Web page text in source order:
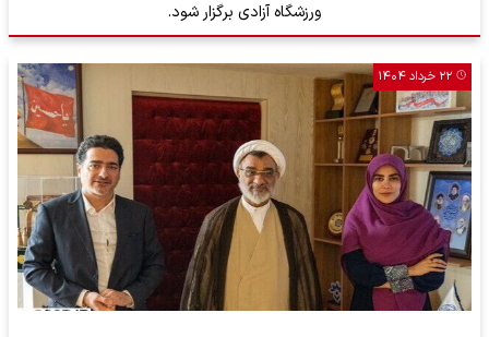
ورزشگاه آزادی برگزار شود.
۲۲ خرداد ۱۴۰۴